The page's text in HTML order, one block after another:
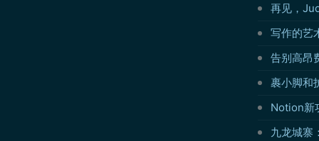
再见，
写作的艺
告别高昂
裹小脚和
Notion新
九龙城寨